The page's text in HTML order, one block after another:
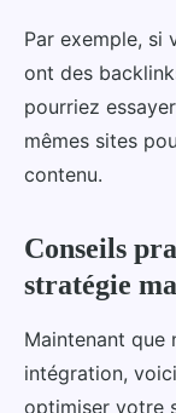
Par exemple, si
ont des
pourriez
mêmes sites
contenu.
Conseils
stratégie
Maintenant que
intégration,
optimiser votre